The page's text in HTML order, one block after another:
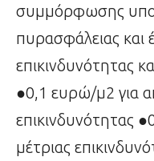
συμμόρφωσης
πυρασφάλειας και
επικινδυνότητας
●0,1 ευρώ/μ2 για
επικινδυνότητας
μέτριας